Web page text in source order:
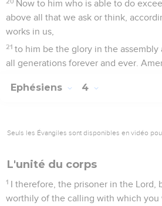
Now to him who is able to do
above all that we ask or think,
works in us,
21 to him be the glory in the assembly
all generations forever and ever.
Ephésiens 4
Seuls les Évangiles sont disponibles en vidéo
L'unité du corps
1 I therefore, the prisoner in the Lord,
worthily of the calling with which you